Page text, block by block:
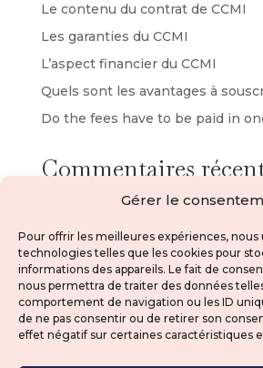
Gérer le
Pour offrir les meilleures expériences, nous
technologies telles que les cookies pour
informations des appareils. Le fait de
nous permettra de traiter des données
comportement de navigation ou les ID
de ne pas consentir ou de retirer son
effet négatif sur certaines caractéristiques
Le contenu du contrat de CCMI
Les garanties du CCMI
L’aspect financier du CCMI
Quels sont les avantages à
Do the fees have to be paid in
Commentaires
No comments to show.